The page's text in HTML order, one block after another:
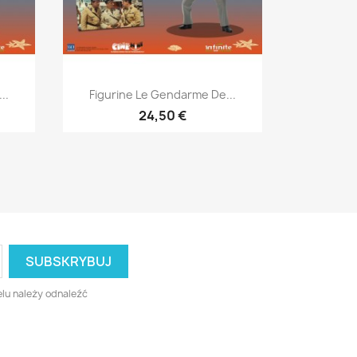
Szybki podgląd
Figurine Le Gendarme De...
24,50 €
należy odnaleźć